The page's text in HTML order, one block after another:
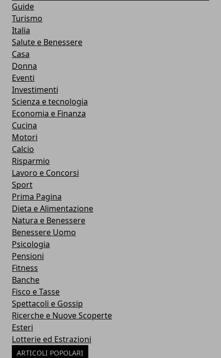
Guide
Turismo
Italia
Salute e Benessere
Casa
Donna
Eventi
Investimenti
Scienza e tecnologia
Economia e Finanza
Cucina
Motori
Calcio
Risparmio
Lavoro e Concorsi
Sport
Prima Pagina
Dieta e Alimentazione
Natura e Benessere
Benessere Uomo
Psicologia
Pensioni
Fitness
Banche
Fisco e Tasse
Spettacoli e Gossip
Ricerche e Nuove Scoperte
Esteri
Lotterie ed Estrazioni
ARTICOLI POPOLARI